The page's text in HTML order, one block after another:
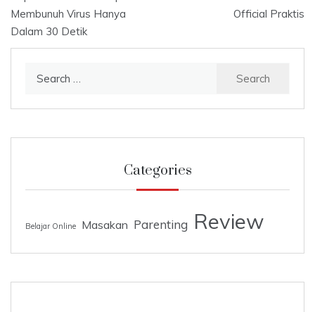
A
p
p
a
m
b
o
navigation
Membunuh Virus Hanya
Dalam 30 Detik
Official Praktis
Categories
Belajar Online Masakan Parenting Review